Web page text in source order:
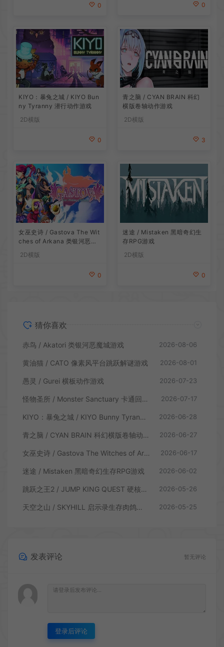
0 0
KIYO：暴兔之城 / KIYO Bun
ny Tyranny 潜行动作游戏
2D横版
0
青之脑 / CYAN BRAIN 科幻
横版卷轴动作游戏
2D横版
3
女巫史诗 / Gastova The Wit
ches of Arkana 类银河恶魔
2D横版
0
迷途 / Mistaken 黑暗奇幻生
存RPG游戏
2D横版
0
猜你喜欢
赤鸟 / Akatori 类银河恶魔城游戏 2026-08-06
黄油猫 / CATO 像素风平台跳跃解谜游戏 2026-08-01
愚灵 / Gurei 横板动作游戏 2026-07-23
怪物圣所 / Monster Sanctuary 卡通回合制横板动作游戏 2026-07-17
KIYO：暴兔之城 / KIYO Bunny Tyranny 潜行动作游戏 2026-06-28
青之脑 / CYAN BRAIN 科幻横版卷轴动作游戏 2026-06-27
女巫史诗 / Gastova The Witches of Arkana 类银河恶魔城动作游戏 2026-06-17
迷途 / Mistaken 黑暗奇幻生存RPG游戏 2026-06-02
跳跃之王2 / JUMP KING QUEST 硬核横板跳跃游戏 2026-05-26
天空之山 / SKYHILL 启示录生存肉鸽游戏 2026-05-25
发表评论 暂无评论
登录后评论